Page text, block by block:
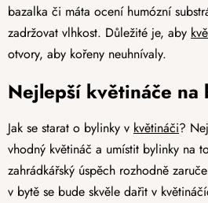
bazalka či máta ocení humózní
zadržovat vlhkost. Důležité je, aby
otvory, aby kořeny neuhnívaly.
Nejlepší květináče na
Jak se starat o bylinky v květináči?
vhodný květináč a umístit bylinky na
zahrádkářský úspěch rozhodně
v bytě se bude skvěle dařit v